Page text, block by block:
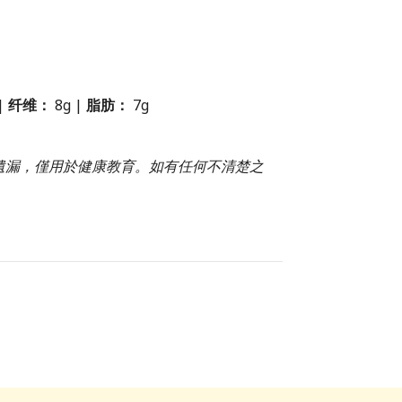
纤维： 8g | 脂肪： 7g
，僅用於健康教育。如有任何不清楚之